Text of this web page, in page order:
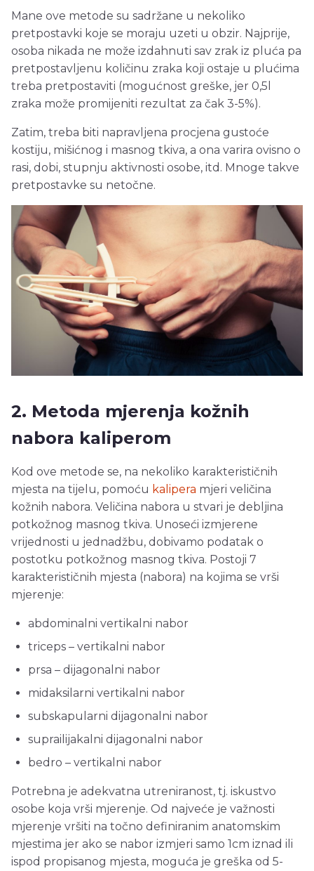
Mane ove metode su sadržane u nekoliko
pretpostavki koje se moraju uzeti u obzir. Najprije,
osoba nikada ne može izdahnuti sav zrak iz pluća pa
pretpostavljenu količinu zraka koji ostaje u plućima
treba pretpostaviti (mogućnost greške, jer 0,5l
zraka može promijeniti rezultat za čak 3-5%).
Zatim, treba biti napravljena procjena gustoće
kostiju, mišićnog i masnog tkiva, a ona varira ovisno o
rasi, dobi, stupnju aktivnosti osobe, itd. Mnoge takve
pretpostavke su netočne.
2. Metoda mjerenja kožnih
nabora kaliperom
Kod ove metode se, na nekoliko karakterističnih
mjesta na tijelu, pomoću kalipera mjeri veličina
kožnih nabora. Veličina nabora u stvari je debljina
potkožnog masnog tkiva. Unoseći izmjerene
vrijednosti u jednadžbu, dobivamo podatak o
postotku potkožnog masnog tkiva. Postoji 7
karakterističnih mjesta (nabora) na kojima se vrši
mjerenje:
abdominalni vertikalni nabor
triceps – vertikalni nabor
prsa – dijagonalni nabor
midaksilarni vertikalni nabor
subskapularni dijagonalni nabor
suprailijakalni dijagonalni nabor
bedro – vertikalni nabor
Potrebna je adekvatna utreniranost, tj. iskustvo
osobe koja vrši mjerenje. Od najveće je važnosti
mjerenje vršiti na točno definiranim anatomskim
mjestima jer ako se nabor izmjeri samo 1cm iznad ili
ispod propisanog mjesta, moguća je greška od 5-